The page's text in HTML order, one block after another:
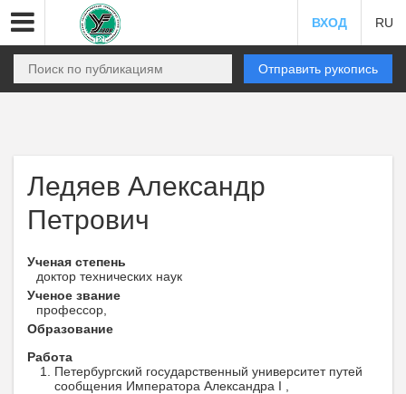
ВХОД RU
Отправить рукопись
Ледяев Александр
Петрович
Ученая степень
доктор технических наук
Ученое звание
профессор,
Образование
Работа
Петербургский государственный университет путей
сообщения Императора Александра I ,